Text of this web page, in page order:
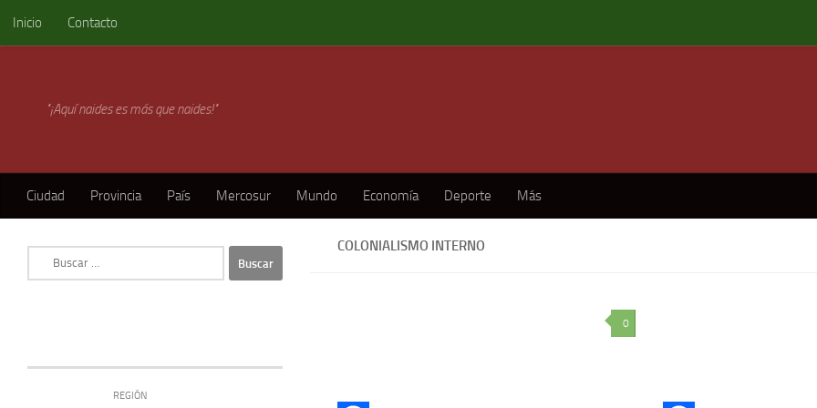
Skip to content
Inicio Contacto
"¡Aquí naides es más que naides!"
Ciudad Provincia País Mercosur Mundo Economía Deporte Más
COLONIALISMO INTERNO
0
REGIÓN